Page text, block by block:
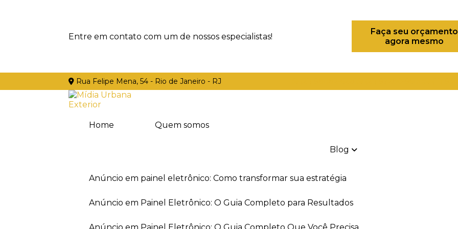
Entre em contato com um de nossos especialistas!
Faça seu orçamento
agora mesmo
Rua Felipe Mena, 54 - Rio de Janeiro - RJ
Home Quem somos
Blog
Anúncio em painel eletrônico: Como transformar sua estratégia
Anúncio em Painel Eletrônico: O Guia Completo para Resultados